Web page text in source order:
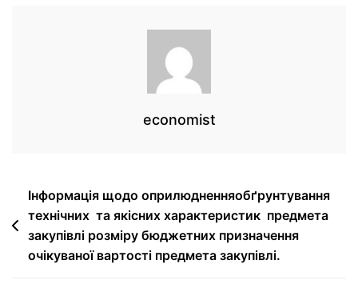
economist
Інформація щодо оприлюдненняобґрунтування
технічних та якісних характеристик предмета
закупівлі розміру бюджетних призначення
очікуваної вартості предмета закупівлі.